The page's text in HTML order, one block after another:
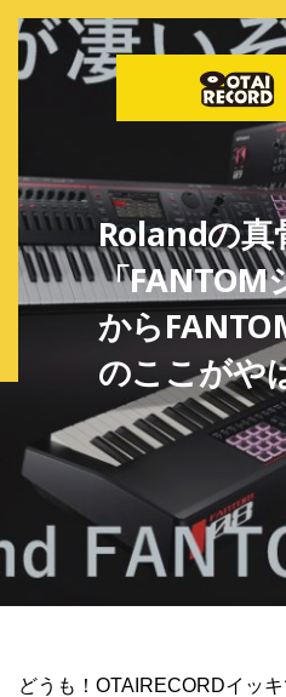
Rolandの真
「FANTOM
から
のここがや
どうも！OTAIRECORDイッキ